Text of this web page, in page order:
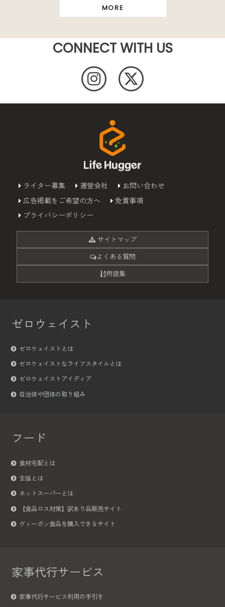
MORE
CONNECT WITH US
ライター募集 運営会社
お問い合わせ
広告掲載をご希望の方へ
免責事項
プライバシーポリシー
サイトマップ
よくある質問
用語集
ゼロウェイスト
ゼロウェイストとは
ゼロウェイストなライフスタイルとは
ゼロウェイストアイディア
自治体や団体の取り組み
フード
食材宅配とは
生協とは
ネットスーパーとは
【食品ロス対策】訳あり品販売サイト
ヴィーガン食品を購入できるサイト
家事代行サービス
家事代行サービス利用の手引き